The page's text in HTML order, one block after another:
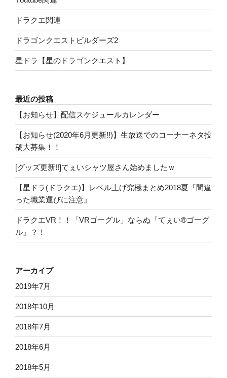
ドラクエ関連
ドラゴンクエストビルダーズ2
星ドラ【星のドラゴンクエスト】
最近の投稿
【お知らせ】配信スケジュールカレンダー
【お知らせ(2020年6月更新!!)】生放送でのコーナーネタ投
稿大募集！！
[グッズ更新!!]てぇいシャツ屋さん始めましたｗ
【星ドラ(ドラクエ)】レベル上げ究極まとめ2018夏『間違
った職業運びに注意』
ドラクエVR！！「VRゴーグル」ならぬ「てぇい®ゴーグ
ル」？！
アーカイブ
2019年7月
2018年10月
2018年7月
2018年6月
2018年5月